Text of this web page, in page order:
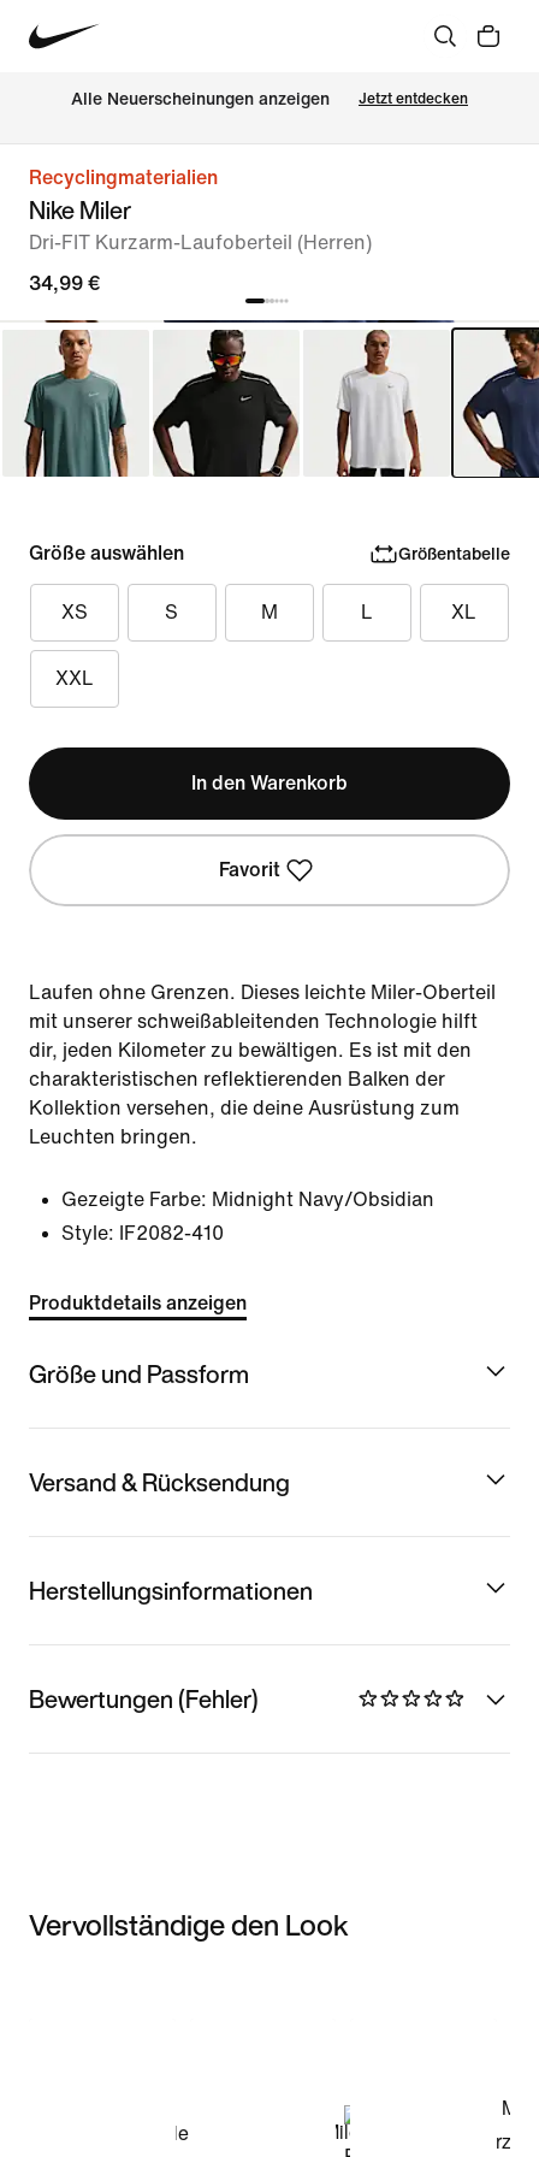
Alle Neuerscheinungen anzeigen Jetzt entdecken
Recyclingmaterialien
Nike Miler
Dri-FIT Kurzarm-Laufoberteil (Herren)
34,99 €
Größe auswählen Größentabelle
XS S M L XL
XXL
In den Warenkorb
Favorit
Laufen ohne Grenzen. Dieses leichte Miler-Oberteil
mit unserer schweißableitenden Technologie hilft
dir, jeden Kilometer zu bewältigen. Es ist mit den
charakteristischen reflektierenden Balken der
Kollektion versehen, die deine Ausrüstung zum
Leuchten bringen.
Gezeigte Farbe: Midnight Navy/Obsidian
Style:
IF2082-410
Produktdetails anzeigen
Größe und Passform
Versand & Rücksendung
Herstellungsinformationen
Bewertungen (Fehler)
Vervollständige den Look